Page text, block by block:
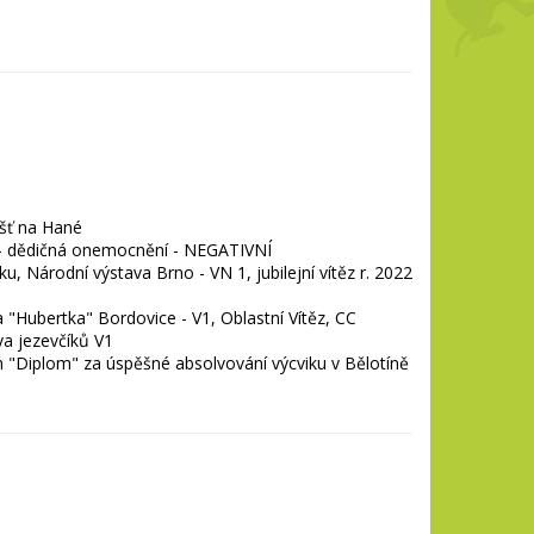
na Hané
onemocnění - NEGATIVNÍ
Národní výstava Brno - VN 1, jubilejní vítěz r. 2022
"Hubertka" Bordovice - V1, Oblastní Vítěz, CC
jezevčíků V1
"Diplom" za úspěšné absolvování výcviku v Bělotíně